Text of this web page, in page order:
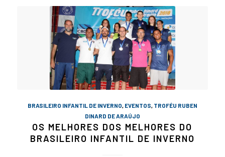
BRASILEIRO INFANTIL DE INVERNO, EVENTOS, TROFÉU RUBEN
DINARD DE ARAÚJO
OS MELHORES DOS MELHORES DO
BRASILEIRO INFANTIL DE INVERNO